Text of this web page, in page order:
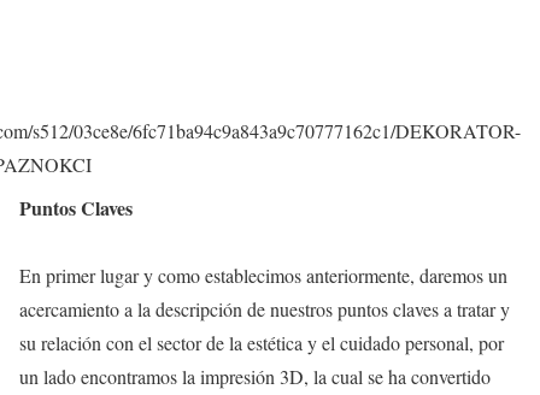
s512/03ce8e/6fc71ba94c9a843a9c70777162c1/DEKORATOR-
Puntos Claves
En primer lugar y como establecimos anteriormente, daremos un
acercamiento a la descripción de nuestros puntos claves a tratar y
su relación con el sector de la estética y el cuidado personal, por
un lado encontramos la impresión 3D, la cual se ha convertido